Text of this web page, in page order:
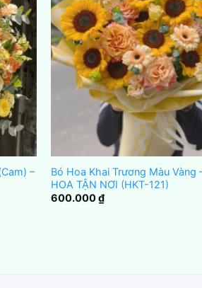
–
Bó Hoa Khai Trương Màu Vàng
HOA TẬN NƠI (HKT-121)
600.000₫